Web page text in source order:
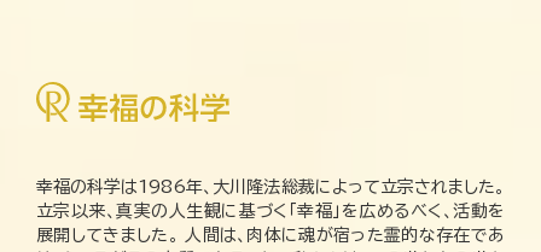
幸福の科学は1986年、大川隆法総裁によって立宗されました。
立宗以来、真実の人生観に基づく「幸福」を広めるべく、活動を
展開してきました。 人間は、肉体に魂が宿った霊的な存在であ